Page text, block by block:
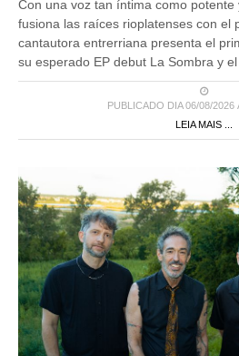
Con una voz tan íntima como potente
fusiona las raíces rioplatenses con el
cantautora entrerriana presenta el
su esperado EP debut La Sombra y el
PUBLICADO DIA 06/08/2026
LEIA MAIS ...